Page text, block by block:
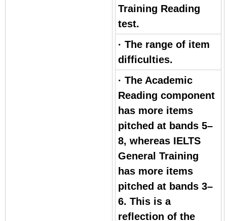
Training Reading
test.
· The range of item
difficulties.
· The Academic
Reading component
has more items
pitched at bands 5–
8, whereas IELTS
General Training
has more items
pitched at bands 3–
6. This is a
reflection of the